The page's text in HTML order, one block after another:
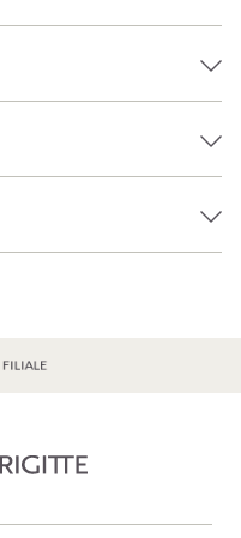
A PARTIRE DA 39€